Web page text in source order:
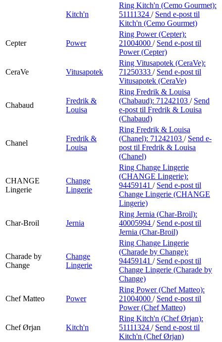
Kitch'n
Ring Kitch'n (Cemo Gourmet):
51111324 / Send e-post til
Kitch'n (Cemo Gourmet)
Cepter Power
Ring Power (Cepter):
21004000 / Send e-post til
Power (Cepter)
CeraVe Vitusapotek
Ring Vitusapotek (CeraVe):
71250333 / Send e-post til
Vitusapotek (CeraVe)
Chabaud
Fredrik &
Louisa
Ring Fredrik & Louisa
(Chabaud): 71242103 / Send
e-post til Fredrik & Louisa
(Chabaud)
Chanel
Fredrik &
Louisa
Ring Fredrik & Louisa
(Chanel): 71242103 / Send e-
post til Fredrik & Louisa
(Chanel)
CHANGE
Lingerie
Change
Lingerie
Ring Change Lingerie
(CHANGE Lingerie):
94459141 / Send e-post til
Change Lingerie (CHANGE
Lingerie)
Char-Broil Jernia
Ring Jernia (Char-Broil):
40005994 / Send e-post til
Jernia (Char-Broil)
Charade by
Change
Change
Lingerie
Ring Change Lingerie
(Charade by Change):
94459141 / Send e-post til
Change Lingerie (Charade by
Change)
Chef Matteo Power
Ring Power (Chef Matteo):
21004000 / Send e-post til
Power (Chef Matteo)
Chef Ørjan Kitch'n
Ring Kitch'n (Chef Ørjan):
51111324 / Send e-post til
Kitch'n (Chef Ørjan)